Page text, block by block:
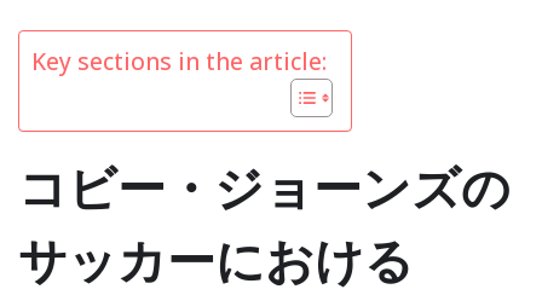
Key sections in the article:
コビー・ジョーンズの
サッカーにおける